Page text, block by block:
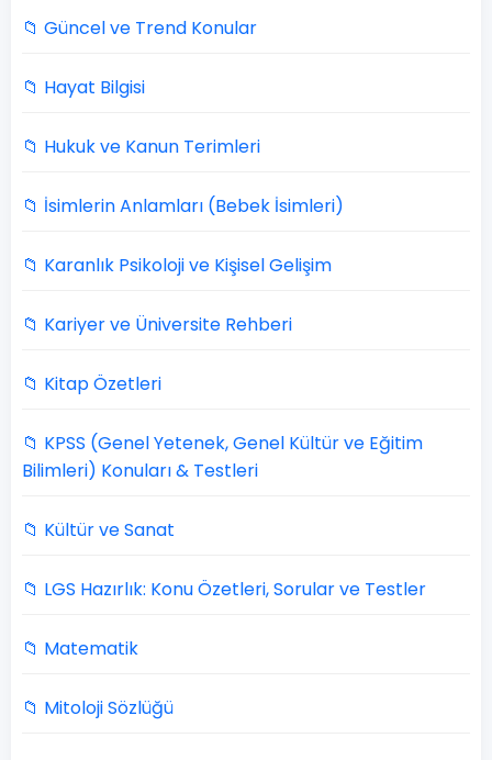
📁 Güncel ve Trend Konular
📁 Hayat Bilgisi
📁 Hukuk ve Kanun Terimleri
📁 İsimlerin Anlamları (Bebek İsimleri)
📁 Karanlık Psikoloji ve Kişisel Gelişim
📁 Kariyer ve Üniversite Rehberi
📁 Kitap Özetleri
📁 KPSS (Genel Yetenek, Genel Kültür ve Eğitim
Bilimleri) Konuları & Testleri
📁 Kültür ve Sanat
📁 LGS Hazırlık: Konu Özetleri, Sorular ve Testler
📁 Matematik
📁 Mitoloji Sözlüğü